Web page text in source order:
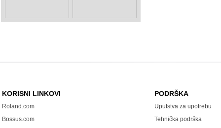
KORISNI LINKOVI
Roland.com
Bossus.com
PODRŠKA
Uputstva za upotrebu
Tehnička podrška